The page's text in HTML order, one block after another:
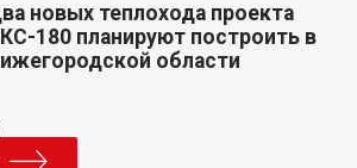
новых теплохода проекта
180 планируют построить в
области